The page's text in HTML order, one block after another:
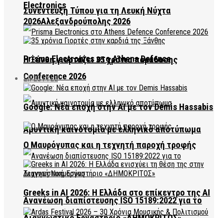
Electronics
Prisma Electronics στο Athens Defence
Conference 2026
Αμυντική καινοτομία με ελληνικό αποτύπωμα
Ανανέωση διαπίστευσης ISO 15189:2022 για το
Συνέντευξη Τύπου για τη Λευκή Νύχτα
2026Αλεξανδρούπολης 2026
Η Ξάνθη γιορτάζει 35 χρόνια παράδοσης
LIFESTYLE
Google: Νέα εποχή στην AI με τον Demis Hassabis
Ο Μαυρόγυπας και η τεχνητή παροχή τροφής
Greeks in AI 2026: Η Ελλάδα στο επίκεντρο της AI